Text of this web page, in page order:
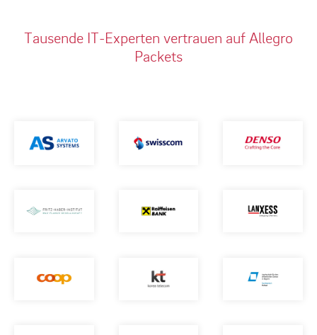
Tausende IT-Experten vertrauen auf Allegro
Packets